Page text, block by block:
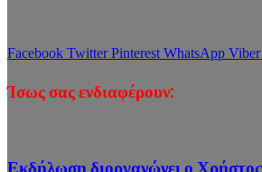
Facebook Twitter Pinterest WhatsApp Viber
Ίσως σας ενδιαφέρουν: